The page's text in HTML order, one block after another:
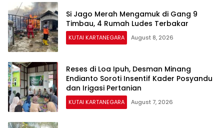
Si Jago Merah Mengamuk di Gang 9
Timbau, 4 Rumah Ludes Terbakar
KUTAI KARTANEGARA August 8, 2026
Reses di Loa Ipuh, Desman Minang
Endianto Soroti Insentif Kader Posyandu
dan Irigasi Pertanian
KUTAI KARTANEGARA August 7, 2026